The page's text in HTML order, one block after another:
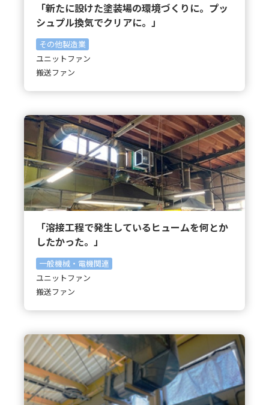
「新たに設けた塗装場の環境づくりに。プッ
シュプル換気でクリアに。」
その他製造業
ユニットファン
搬送ファン
「溶接工程で発生しているヒュームを何とか
したかった。」
一般機械・電機関連
ユニットファン
搬送ファン